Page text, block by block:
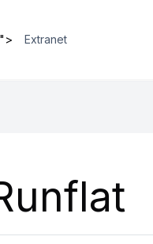
"> Extranet